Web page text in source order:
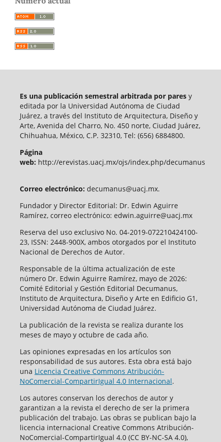
Es una publicación semestral arbitrada por pares y
editada por la Universidad Autónoma de Ciudad
Juárez, a través del Instituto de Arquitectura, Diseño y
Arte, Avenida del Charro, No. 450 norte, Ciudad Juárez,
Chihuahua, México, C.P. 32310, Tel: (656) 6884800.
Página
web: http://erevistas.uacj.mx/ojs/index.php/decumanus
Correo electrónico: decumanus@uacj.mx.
Fundador y Director Editorial: Dr. Edwin Aguirre
Ramírez, correo electrónico: edwin.aguirre@uacj.mx
Reserva del uso exclusivo No. 04-2019-072210424100-
23, ISSN: 2448-900X, ambos otorgados por el Instituto
Nacional de Derechos de Autor.
Responsable de la última actualización de este
número Dr. Edwin Aguirre Ramírez, mayo de 2026:
Comité Editorial y Gestión Editorial Decumanus,
Instituto de Arquitectura, Diseño y Arte en Edificio G1,
Universidad Autónoma de Ciudad Juárez.
La publicación de la revista se realiza durante los
meses de mayo y octubre de cada año.
Las opiniones expresadas en los artículos son
responsabilidad de sus autores. Esta obra está bajo
una Licencia Creative Commons Atribución-
NoComercial-CompartirIgual 4.0 Internacional.
Los autores conservan los derechos de autor y
garantizan a la revista el derecho de ser la primera
publicación del trabajo. Las obras se publican bajo la
licencia internacional Creative Commons Atribución-
NoComercial-CompartirIgual 4.0 (CC BY-NC-SA 4.0),